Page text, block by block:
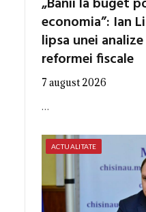
economia”: Ian
lipsa unei
reformei fiscale
7 august 2026
…
ACTUALITATE